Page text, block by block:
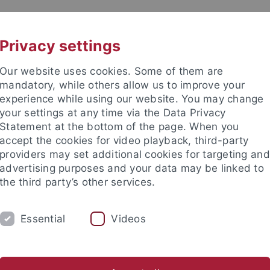
Rechtsgrundlagen
Über uns Bibliotheksbestand
Privacy settings
Our website uses cookies. Some of them are
mandatory, while others allow us to improve your
experience while using our website. You may change
your settings at any time via the Data Privacy
Statement at the bottom of the page. When you
accept the cookies for video playback, third-party
providers may set additional cookies for targeting and
advertising purposes and your data may be linked to
the third party’s other services.
Essential Videos